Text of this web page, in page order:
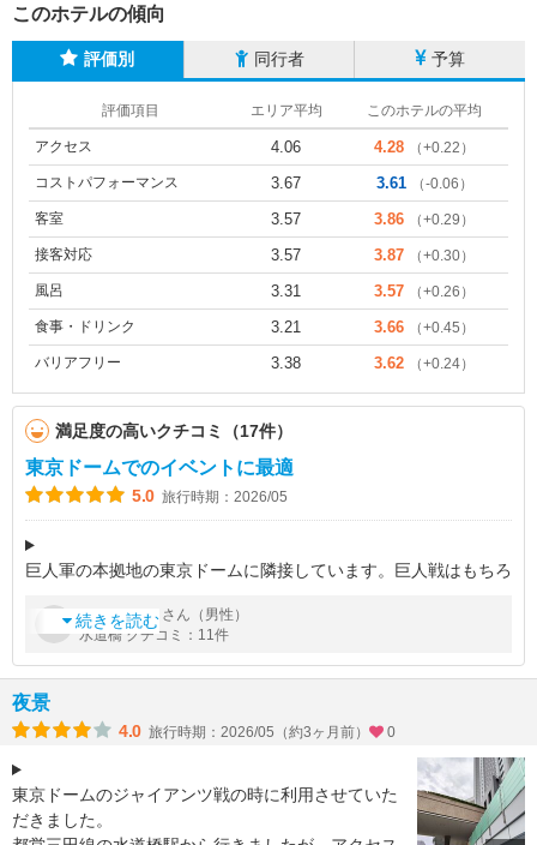
このホテルの傾向
評価別 同行者 予算
評価項目 エリア平均 このホテルの平均
アクセス 4.06 4.28 （+0.22）
コストパフォーマンス 3.67 3.61 （-0.06）
客室 3.57 3.86 （+0.29）
接客対応 3.57 3.87 （+0.30）
風呂 3.31 3.57 （+0.26）
食事・ドリンク 3.21 3.66 （+0.45）
バリアフリー 3.38 3.62 （+0.24）
満足度の高いクチコミ（17件）
東京ドームでのイベントに最適
5.0 旅行時期：2026/05
巨人軍の本拠地の東京ドームに隣接しています。巨人戦はもちろ
で地方から来られた方に大人気です。先日はボクシングの試合も
あり大盛況でした。またイベ
続きを読む
byKENKEN さん（男性）
水道橋 クチコミ：11件
夜景
4.0 旅行時期：2026/05（約3ヶ月前） 0
東京ドームのジャイアンツ戦の時に利用させていた
だきました。